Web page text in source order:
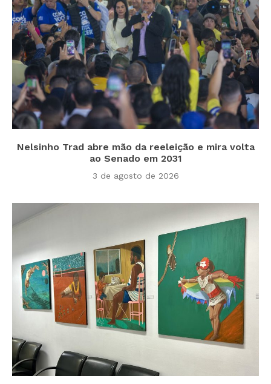
Nelsinho Trad abre mão da reeleição e mira volta
ao Senado em 2031
3 de agosto de 2026